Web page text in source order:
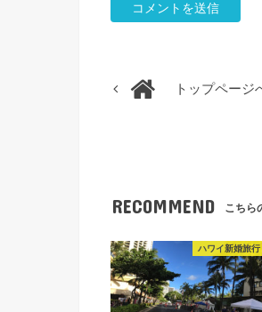
トップページ
RECOMMEND こちら
ハワイ新婚旅行